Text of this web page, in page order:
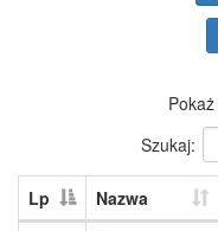
Pokaż
Szukaj:
Lp Nazwa